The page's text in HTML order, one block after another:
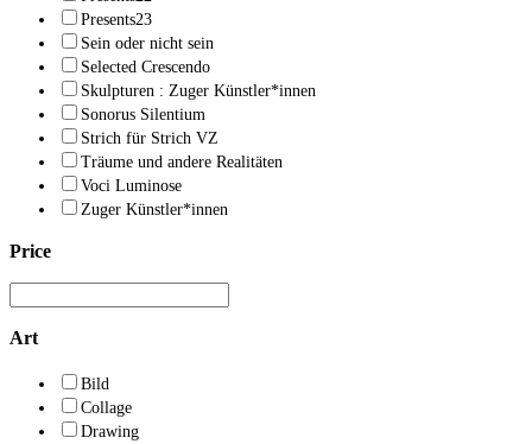
Presents23
Sein oder nicht sein
Selected Crescendo
Skulpturen : Zuger Künstler*innen
Sonorus Silentium
Strich für Strich VZ
Träume und andere Realitäten
Voci Luminose
Zuger Künstler*innen
Price
Art
Bild
Collage
Drawing